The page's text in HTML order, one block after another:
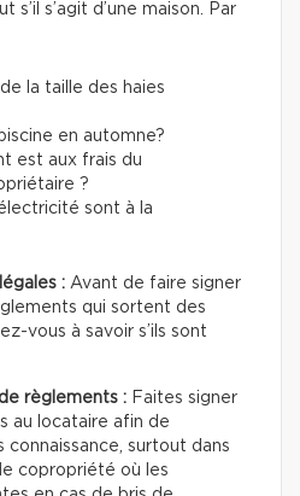
s’agit d’une maison. Par
la taille des haies
en automne?
est aux frais du
?
sont à la
: Avant de faire signer
qui sortent des
vous à savoir s’ils sont
règlements : Faites signer
au locataire afin de
connaissance, surtout dans
copropriété où les